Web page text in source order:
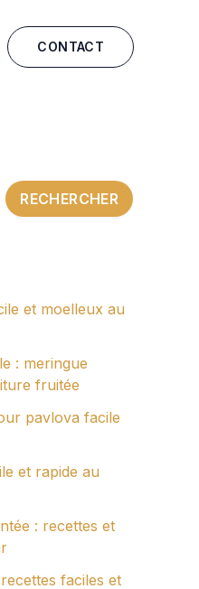
CONTACT
RECHERCHER
et moelleux au
: meringue
fruitée
pavlova facile
et rapide au
: recettes et
faciles et